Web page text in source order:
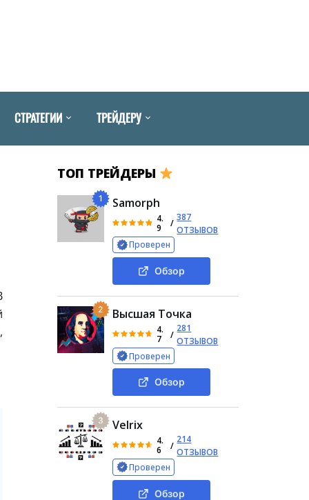
СТРАТЕГИИ ТРЕЙДЕРУ
ТОП ТРЕЙДЕРЫ
1 Samorph
4.
9
/
387
ОТЗЫВОВ
Проверен
Обзор
2 Высшая Точка
4.
7
/
281
ОТЗЫВОВ
Проверен
Обзор
3 Velrix
4.
6
/
214
ОТЗЫВОВ
Проверен
Обзор